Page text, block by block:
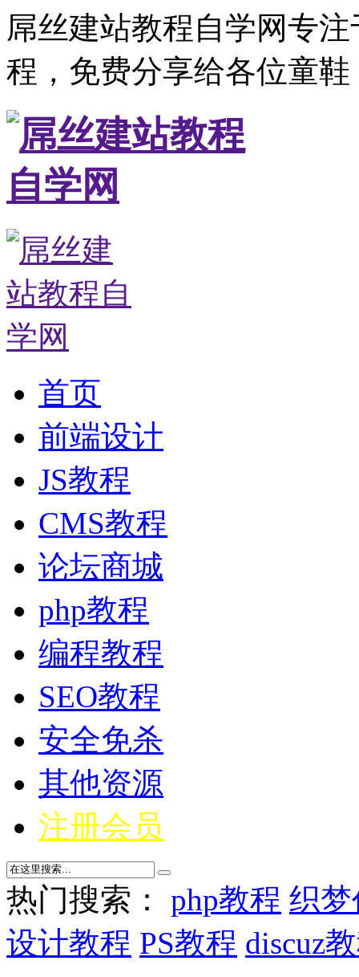
屌丝建站教程自学网专
程，免费分享给各位童
首页
前端设计
JS教程
CMS教程
论坛商城
php教程
编程教程
SEO教程
安全免杀
其他资源
注册会员
热门搜索： php教程 织
设计教程 PS教程 discuz